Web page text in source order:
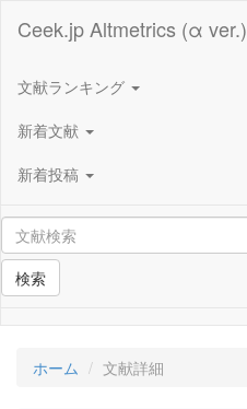
Ceek.jp Altmetrics (α ver.)
文献ランキング
新着文献
新着投稿
検索
ホーム 文献詳細